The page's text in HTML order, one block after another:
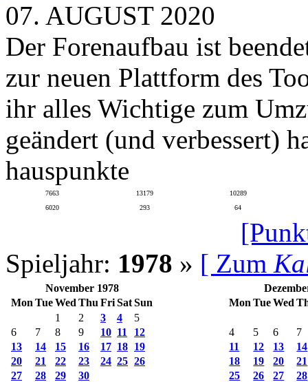
07. AUGUST 2020
Der Forenaufbau ist
zur neuen Plattform des
ihr alles Wichtige zum
geändert (und verbessert)
hauspunkte
7663 13179
10289
6020
293 64
Spieljahr: 1978 » [ Zum
November 1978
Mon TueWed Thu FriSatSun
1
2 3 4
5
6
7 8 9 10 11
12
13
14 15 16 17 18 19
20
21 22 23 24 25 26
27
28 29 30
Mon TueWed
4 5 6
7
11
12 13
14
18
19 20
21
25
26 27 28